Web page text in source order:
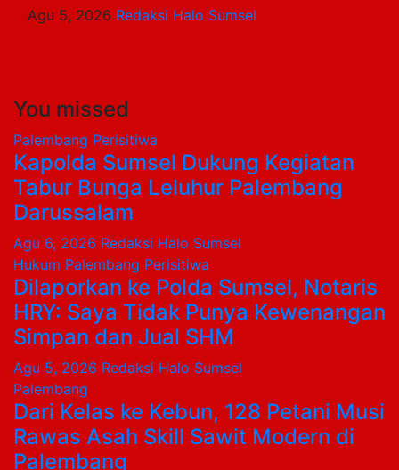
Agu 5, 2026 Redaksi Halo Sumsel
You missed
Palembang Perisitiwa
Kapolda Sumsel Dukung Kegiatan
Tabur Bunga Leluhur Palembang
Darussalam
Agu 6, 2026 Redaksi Halo Sumsel
Hukum Palembang Perisitiwa
Dilaporkan ke Polda Sumsel, Notaris
HRY: Saya Tidak Punya Kewenangan
Simpan dan Jual SHM
Agu 5, 2026 Redaksi Halo Sumsel
Palembang
Dari Kelas ke Kebun, 128 Petani Musi
Rawas Asah Skill Sawit Modern di
Palembang